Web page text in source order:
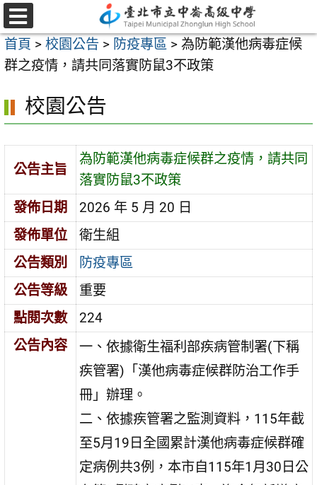
跳
至
主
要
容
選
單
首頁 > 校園公告 > 防疫專區 > 為防範漢他病毒症候
群之疫情，請共同落實防鼠3不政策
校園公告
公告主旨
為防範漢他病毒症候群之疫情，請共同
落實防鼠3不政策
發佈日期
2026 年 5 月 20 日
發佈單位
衛生組
公告類別
防疫專區
公告等級
重要
點閱次數
224
公告內容
一、依據衛生福利部疾病管制署(下稱
疾管署)「漢他病毒症候群防治工作手
冊」辦理。
二、依據疾管署之監測資料，115年截
至5月19日全國累計漢他病毒症候群確
定病例共3例，本市自115年1月30日公